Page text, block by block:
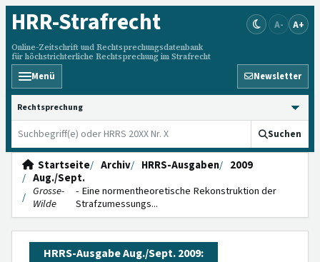
HRR-Strafrecht
Online-Zeitschrift und Rechtsprechungsdatenbank
für höchstrichterliche Rechtsprechung im Strafrecht
A- A+
Menü Newsletter
HRRS durchsuchen
Suchen
Startseite Archiv HRRS-Ausgaben
2009
Aug./Sept.
Grosse-
Wilde
- Eine normen­theoretische Rekons­truktion der
Strafzumessungs...
HRRS-Ausgabe Aug./Sept. 2009: